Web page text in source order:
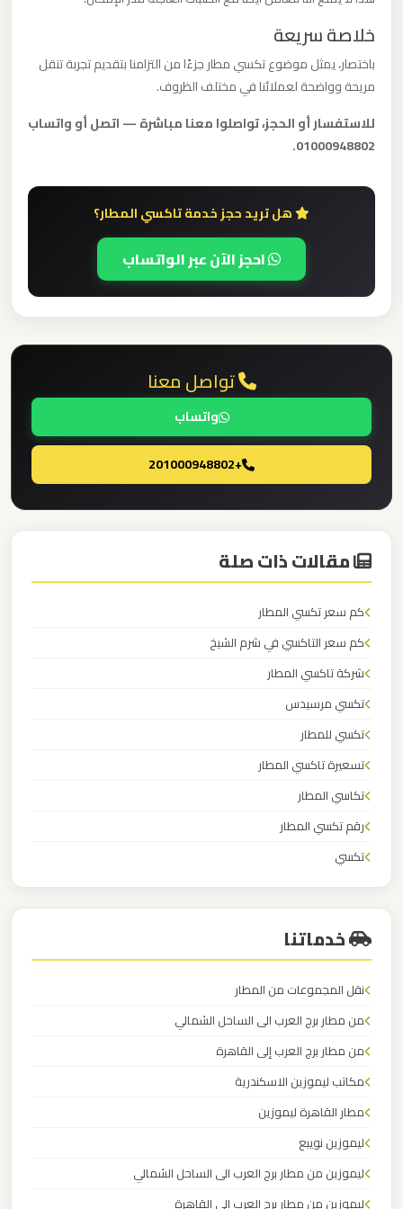
خلاصة سريعة
باختصار، يمثل موضوع تكسي مطار جزءًا من التزامنا بتقديم تجربة تنقل
مريحة وواضحة لعملائنا في مختلف الظروف.
للاستفسار أو الحجز، تواصلوا معنا مباشرة — اتصل أو واتساب
01000948802.
هل تريد حجز خدمة تاكسي المطار؟
احجز الآن عبر الواتساب
تواصل معنا
واتساب
+201000948802
مقالات ذات صلة
كم سعر تكسي المطار
كم سعر التاكسي في شرم الشيخ
شركة تاكسي المطار
تكسي مرسيدس
تكسي للمطار
تسعيرة تاكسي المطار
تكاسي المطار
رقم تكسي المطار
تكسي
تكسي اجره
خدماتنا
نقل المجموعات من المطار
من مطار برج العرب الى الساحل الشمالي
من مطار برج العرب إلى القاهرة
مكاتب ليموزين الاسكندرية
مطار القاهرة ليموزين
ليموزين نويبع
ليموزين من مطار برج العرب الى الساحل الشمالي
ليموزين من مطار برج العرب إلى القاهرة
مطار
مرسي
مطروح
ليموزين
مطار
سفنكس
العرب
والإسكندرية
ليموزين
مطار
مرسي
مطروح
ليموزين
العرب
الدولي
ليموزين
برج
العرب
ليموزين
اسكندرية
ليموزين